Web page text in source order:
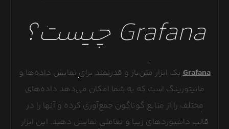
Grafana چیست؟
Grafanaیک ابزار متن‌باز و قدرتمند برای نمایش داده‌ها و
مانیتورینگ است که به شما امکان می‌دهد داده‌های
مختلف را از منابع گوناگون جمع‌آوری کرده و آنها را در
قالب داشبوردهای زیبا و تعاملی نمایش دهید. این ابزار